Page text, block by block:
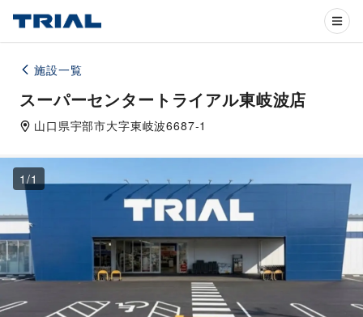
施設一覧
スーパーセンタートライアル東岐波店
山口県宇部市大字東岐波6687-1
1 /1